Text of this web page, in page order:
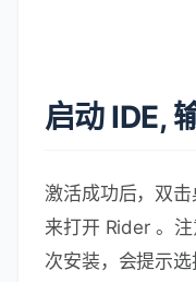
启动 IDE,
激活成功后，双击
来打开 Rider 。
次安装，会提示